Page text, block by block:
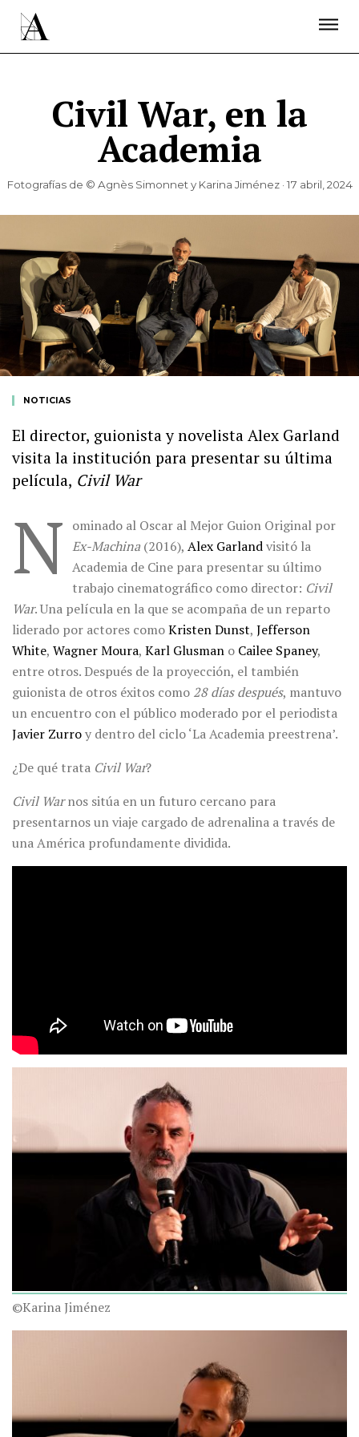
Civil War, en la
Academia
Fotografías de © Agnès Simonnet y Karina Jiménez · 17 abril, 2024
NOTICIAS
El director, guionista y novelista Alex Garland
visita la institución para presentar su última
película, Civil War
N ominado al Oscar al Mejor Guion Original por
Ex-Machina(2016), Alex Garlandvisitó la
Academia de Cine para presentar su último
trabajo cinematográfico como director: Civil
War. Una película en la que se acompaña de un reparto
liderado por actores comoKristen Dunst, Jefferson
White, Wagner Moura, Karl Glusman o Cailee Spaney,
entre otros. Después de la proyección, el también
guionista de otros éxitos como 28 días después, mantuvo
un encuentro con el público moderado por el periodista
Javier Zurroy dentro del ciclo ‘La Academia preestrena’.
¿De qué trata Civil War?
Civil Warnos sitúa en un futuro cercano para
presentarnos un viaje cargado de adrenalina a través de
una América profundamente dividida.
©Karina Jiménez
ÚNETE A LA ACADEMIA DE CINE
PRENSA
NEWSLETTER